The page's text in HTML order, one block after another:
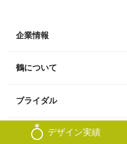
デザイン実績
企業情報
鶴について
ブライダル
オーダーメイド